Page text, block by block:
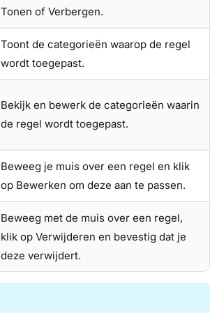
Tonen of Verbergen.
Toont de categorieën waarop de regel
wordt toegepast.
Bekijk en bewerk de categorieën waarin
de regel wordt toegepast.
Beweeg je muis over een regel en klik
op Bewerken om deze aan te passen.
Beweeg met de muis over een regel,
klik op Verwijderen en bevestig dat je
deze verwijdert.